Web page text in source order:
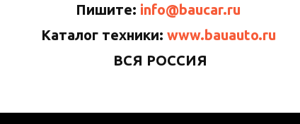
Пишите: info@baucar.ru
Каталог техники: www.bauauto.ru
ВСЯ РОССИЯ